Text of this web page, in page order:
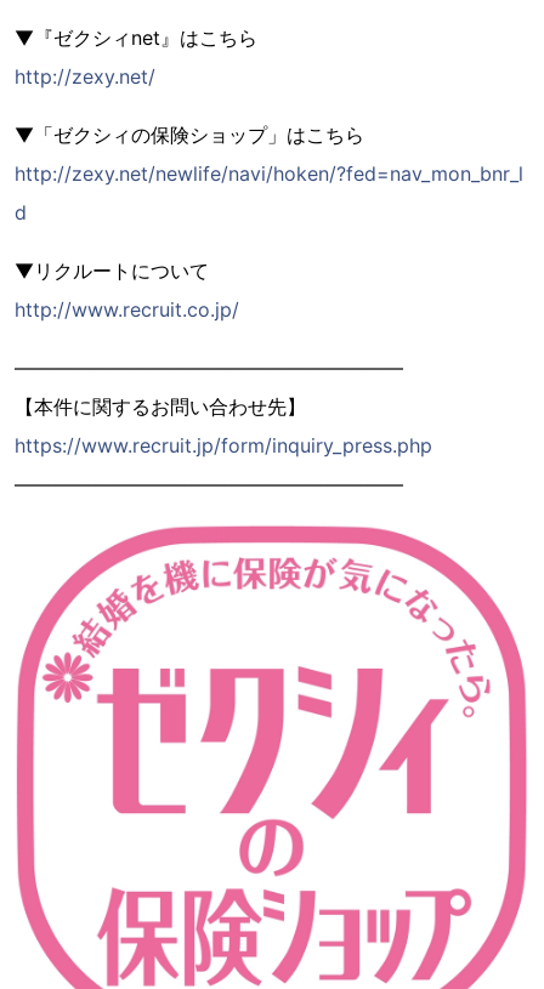
▼『ゼクシィnet』はこちら
http://zexy.net/
▼「ゼクシィの保険ショップ」はこちら
http://zexy.net/newlife/navi/hoken/?fed=nav_mon_bnr_l
d
▼リクルートについて
http://www.recruit.co.jp/
――――――――――――――――――――
【本件に関するお問い合わせ先】
https://www.recruit.jp/form/inquiry_press.php
――――――――――――――――――――